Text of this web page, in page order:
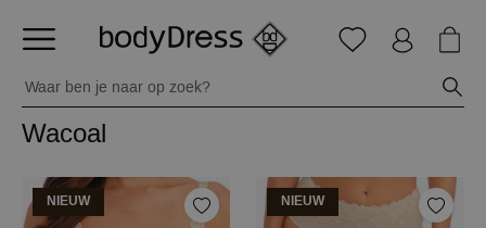
Wacoal
NIEUW NIEUW